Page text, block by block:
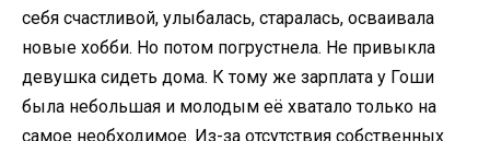
себя счастливой, улыбалась, старалась, осваивала
новые хобби. Но потом погрустнела. Не привыкла
девушка сидеть дома. К тому же зарплата у Гоши
была небольшая и молодым её хватало только на
самое необходимое. Из-за отсутствия собственных